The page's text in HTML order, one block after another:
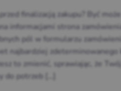
finalizacją zakupu? Być
informacjami strona
pól w formularzu
najbardziej zdeterminowanego
to zmienić, sprawiając, że
potrzeb […]